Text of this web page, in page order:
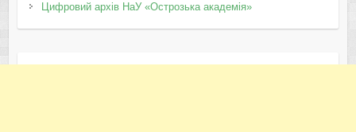
Цифровий архів НаУ «Острозька академія»